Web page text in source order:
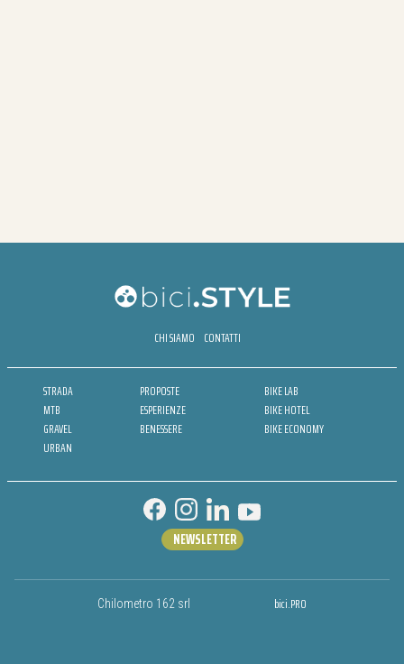
CHI SIAMO CONTATTI
STRADA
MTB
GRAVEL
URBAN
PROPOSTE
ESPERIENZE
BENESSERE
BIKE LAB
BIKE HOTEL
BIKE ECONOMY
Chilometro 162 srl bici.PRO
NEWSLETTER